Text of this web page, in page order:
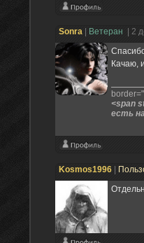
Sonra Ветеран
| 2
Качаю,
<span
есть
Kosmos1996